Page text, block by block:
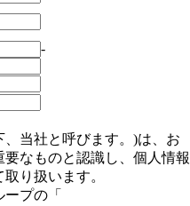
-
当社と呼びます。)は、お
なものと認識し、個人情報
り扱います。
プの「